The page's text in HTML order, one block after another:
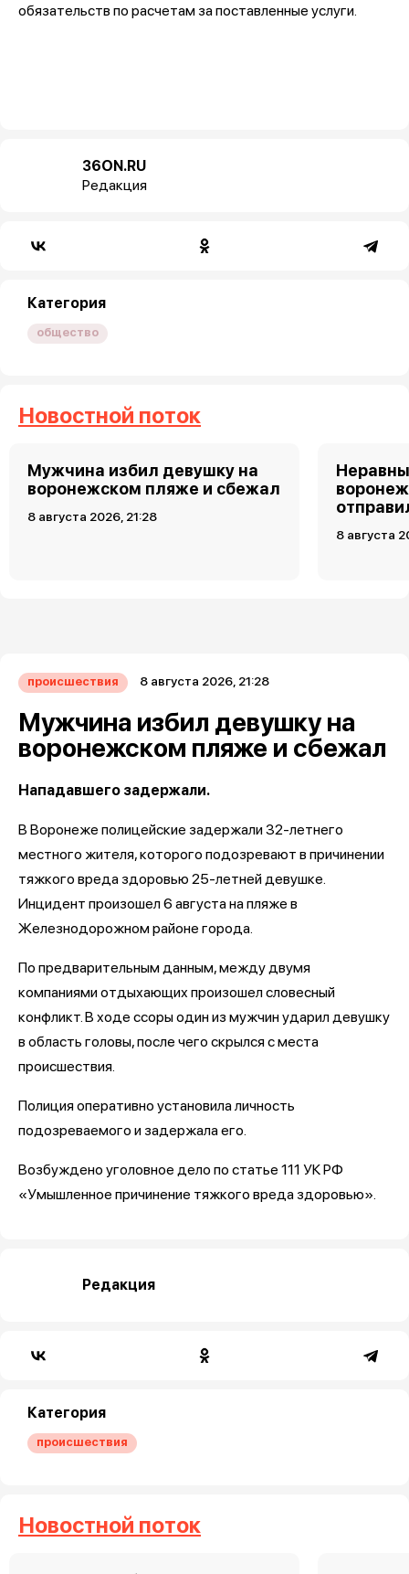
обязательств по расчетам за поставленные услуги.
36ON.RU
Редакция
Категория
общество
Новостной поток
Мужчина избил девушку на
воронежском пляже и сбежал
8 августа 2026, 21:28
8 августа
происшествия 8 августа 2026, 21:28
Мужчина избил девушку на
воронежском пляже и сбежал
Нападавшего задержали.
В Воронеже полицейские задержали 32-летнего
местного жителя, которого подозревают в причинении
тяжкого вреда здоровью 25-летней девушке.
Инцидент произошел 6 августа на пляже в
Железнодорожном районе города.
По предварительным данным, между двумя
компаниями отдыхающих произошел словесный
конфликт. В ходе ссоры один из мужчин ударил девушку
в область головы, после чего скрылся с места
происшествия.
Полиция оперативно установила личность
подозреваемого и задержала его.
Возбуждено уголовное дело по статье 111 УК РФ
«Умышленное причинение тяжкого вреда здоровью».
Редакция
Категория
происшествия
Новостной поток